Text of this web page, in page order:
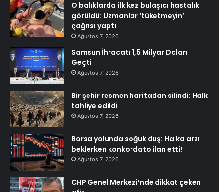
O balıklarda ilk kez bulaşıcı hastalık
görüldü: Uzmanlar ‘tüketmeyin’
çağrısı yaptı
Ağustos 7, 2026
Samsun İhracatı 1,5 Milyar Doları
Geçti
Ağustos 7, 2026
Bir şehir resmen haritadan silindi: Halk
tahliye edildi
Ağustos 7, 2026
Borsa yolunda soğuk duş: Halka arzı
beklerken konkordato ilan etti!
Ağustos 7, 2026
CHP Genel Merkezi’nde dikkat çeken